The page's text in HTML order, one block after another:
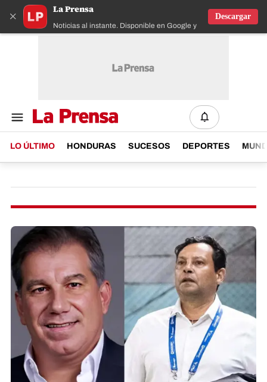
×
La Prensa
Noticias al instante. Disponible en Google y IOS
Descargar
LO ÚLTIMO HONDURAS SUCESOS DEPORTES